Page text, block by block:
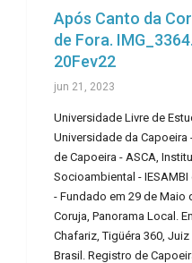
Após Canto da
de Fora.
20Fev22
jun 21, 2023
Universidade Livre de
Universidade da Capoeira
de Capoeira - ASCA,
Socioambiental -
- Fundado em 29 de Maio
Coruja, Panorama Local.
Chafariz, Tigüéra 360,
Brasil. Registro de